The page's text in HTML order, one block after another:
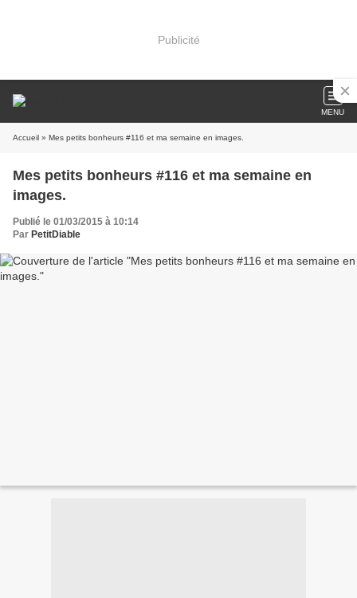
Publicité
MENU
Accueil » Mes petits bonheurs #116 et ma semaine en images.
Mes petits bonheurs #116 et ma semaine en
images.
Publié le 01/03/2015 à 10:14
Par PetitDiable